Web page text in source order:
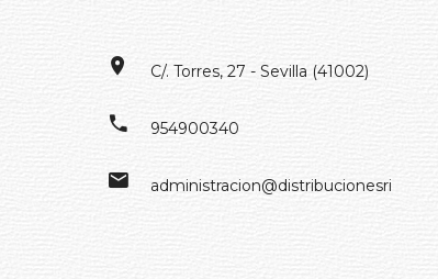
C/. Torres, 27 - Sevilla (41002)
954900340
administracion@distribucionesrivero.es